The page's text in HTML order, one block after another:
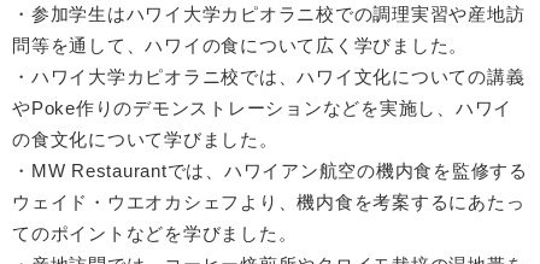
・参加学生はハワイ大学カピオラニ校での調理実習や産地訪
問等を通して、ハワイの食について広く学びました。
・ハワイ大学カピオラニ校では、ハワイ文化についての講義
やPoke作りのデモンストレーションなどを実施し、ハワイ
の食文化について学びました。
・MW Restaurantでは、ハワイアン航空の機内食を監修する
ウェイド・ウエオカシェフより、機内食を考案するにあたっ
てのポイントなどを学びました。